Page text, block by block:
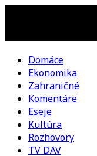
DAV
DVA
Domáce
Ekonomika
Zahraničné
Komentáre
Eseje
Kultúra
Rozhovory
TV DAV